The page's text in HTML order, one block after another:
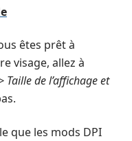
êtes prêt à
visage, allez à
Taille de l’affichage et
que les mods DPI